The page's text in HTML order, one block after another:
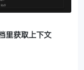
里获取上下文